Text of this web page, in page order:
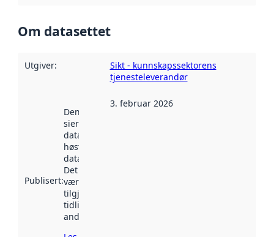
Om datasettet
Utgiver:
Sikt - kunnskapssektorens
tjenesteleverandør
Publisert:
Denne datoen
sier når
datasettet ble
høstet av
data.norge.no.
Det kan ha
vært
tilgjengelig
tidligere
andre steder.
3. februar 2026